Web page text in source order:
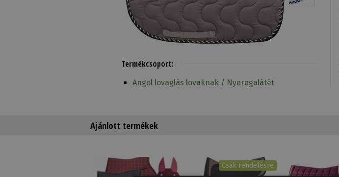
Termékcsoport:
Angol lovaglás lovaknak / Nyeregalátét
Ajánlott termékek
Csak rendelésre